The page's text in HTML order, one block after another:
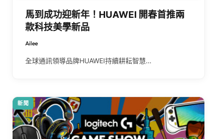
馬到成功迎新年！HUAWEI 開春首推兩
款科技美學新品
Ailee
全球通訊領導品牌HUAWEI持續耕耘智慧…
新聞